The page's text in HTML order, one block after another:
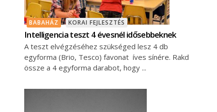
BABAHÁZ KORAI FEJLESZTÉS
Intelligencia teszt 4 évesnél idősebbeknek
A teszt elvégzéséhez szükséged lesz 4 db
egyforma (Brio, Tesco) favonat íves sínére. Rakd
össze a 4 egyforma darabot, hogy